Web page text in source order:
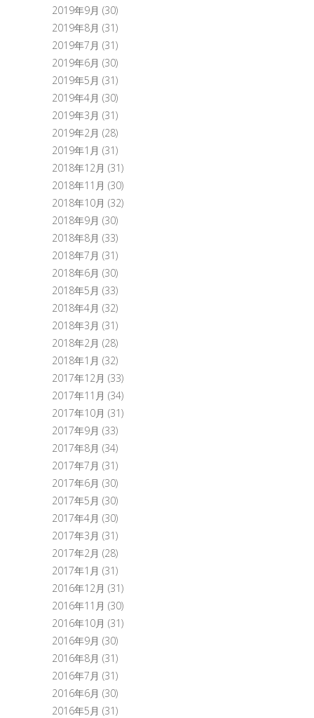
2019年9月 (30)
2019年8月 (31)
2019年7月 (31)
2019年6月 (30)
2019年5月 (31)
2019年4月 (30)
2019年3月 (31)
2019年2月 (28)
2019年1月 (31)
2018年12月 (31)
2018年11月 (30)
2018年10月 (32)
2018年9月 (30)
2018年8月 (33)
2018年7月 (31)
2018年6月 (30)
2018年5月 (33)
2018年4月 (32)
2018年3月 (31)
2018年2月 (28)
2018年1月 (32)
2017年12月 (33)
2017年11月 (34)
2017年10月 (31)
2017年9月 (33)
2017年8月 (34)
2017年7月 (31)
2017年6月 (30)
2017年5月 (30)
2017年4月 (30)
2017年3月 (31)
2017年2月 (28)
2017年1月 (31)
2016年12月 (31)
2016年11月 (30)
2016年10月 (31)
2016年9月 (30)
2016年8月 (31)
2016年7月 (31)
2016年6月 (30)
2016年5月 (31)